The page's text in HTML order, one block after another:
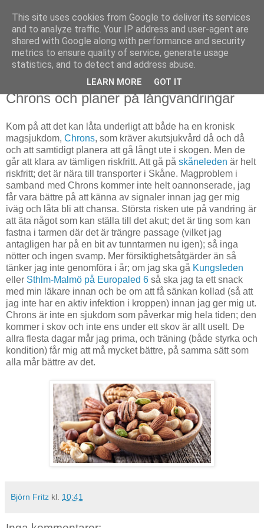
Björn Fritz
vad än som faller mig in
måndag, februari 18, 2019
Chrons och planer på långvandringar
Kom på att det kan låta underligt att både ha en kronisk
magsjukdom, Chrons, som kräver akutsjukvård då och då
och att samtidigt planera att gå långt ute i skogen. Men de
går att klara av tämligen riskfritt. Att gå på skåneleden är helt
riskfritt; det är nära till transporter i Skåne. Magproblem i
samband med Chrons kommer inte helt oannonserade, jag
får vara bättre på att känna av signaler innan jag ger mig
iväg och låta bli att chansa. Största risken ute på vandring är
att äta något som kan ställa till det akut; det är ting som kan
fastna i tarmen där det är trängre passage (vilket jag
antagligen har på en bit av tunntarmen nu igen); så inga
nötter och ingen svamp. Mer försiktighetsåtgärder än så
tänker jag inte genomföra i år; om jag ska gå Kungsleden
eller Sthlm-Malmö på Europaled 6 så ska jag ta ett snack
med min läkare innan och be om att få sänkan kollad (så att
jag inte har en aktiv infektion i kroppen) innan jag ger mig ut.
Chrons är inte en sjukdom som påverkar mig hela tiden; den
kommer i skov och inte ens under ett skov är allt uselt. De
allra flesta dagar mår jag prima, och träning (både styrka och
kondition) får mig att må mycket bättre, på samma sätt som
alla mår bättre av det.
Björn Fritz kl. 10:41
This site uses cookies from Google to deliver its services
and to analyze traffic. Your IP address and user-agent are
shared with Google along with performance and security
metrics to ensure quality of service, generate usage
statistics, and to detect and address abuse.
LEARN MORE GOT IT